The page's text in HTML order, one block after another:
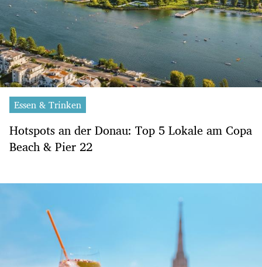
Essen & Trinken
Hotspots an der Donau: Top 5 Lokale am Copa
Beach & Pier 22